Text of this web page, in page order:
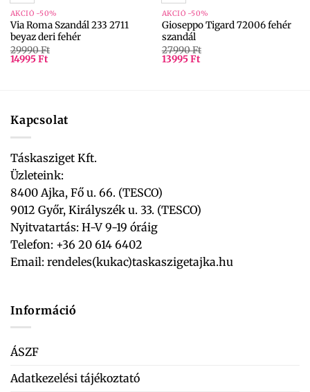
AKCIÓ -50%
Via Roma Szandál 233 2711
beyaz deri fehér
29990Ft
14995Ft
AKCIÓ -50%
Gioseppo Tigard 72006 fehér
szandál
27990Ft
13995Ft
Kapcsolat
Táskasziget Kft.
Üzleteink:
8400 Ajka, Fő u. 66. (TESCO)
9012 Győr, Királyszék u. 33. (TESCO)
Nyitvatartás: H-V 9-19 óráig
Telefon: +36 20 614 6402
Email: rendeles(kukac)taskaszigetajka.hu
Információ
ÁSZF
Adatkezelési tájékoztató